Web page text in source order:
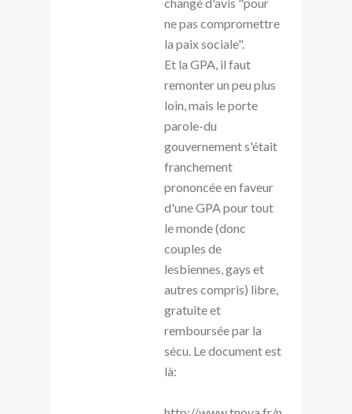
ne pas compromettre
la paix sociale".
Et la GPA, il faut
remonter un peu plus
loin, mais le porte
parole-du
gouvernement s'était
franchement
prononcée en faveur
d'une GPA pour tout
le monde (donc
couples de
lesbiennes, gays et
autres compris) libre,
gratuite et
remboursée par la
sécu. Le document est
là: